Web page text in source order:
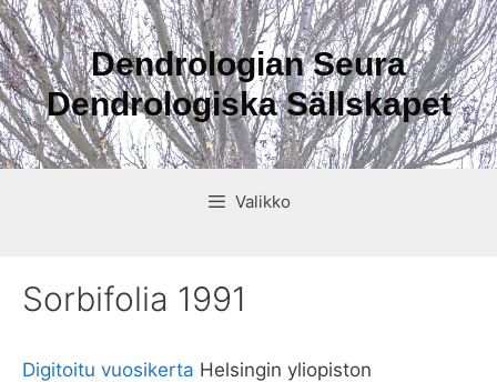
Siirry
sisältöön
Dendrologian Seura
Dendrologiska Sällskapet
Valikko
Sorbifolia 1991
Digitoitu vuosikerta Helsingin yliopiston